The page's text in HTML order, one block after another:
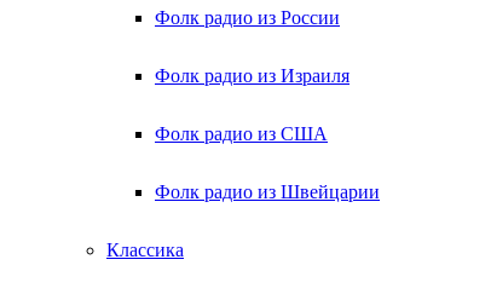
Фолк радио из России
Фолк радио из Израиля
Фолк радио из США
Фолк радио из Швейцарии
Классика